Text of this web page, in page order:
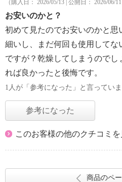
（購入日： 2026/05/13 | 公開日： 2026/06/11
お安いのかと？
初めて見たのでお安いのかと思
細いし、まだ何回も使用して
ですが？乾燥してしまうので
れば良かったと後悔です。
1人が「参考になった」と言ってい
参考になった
このお客様の他のクチコミを
商品のペ